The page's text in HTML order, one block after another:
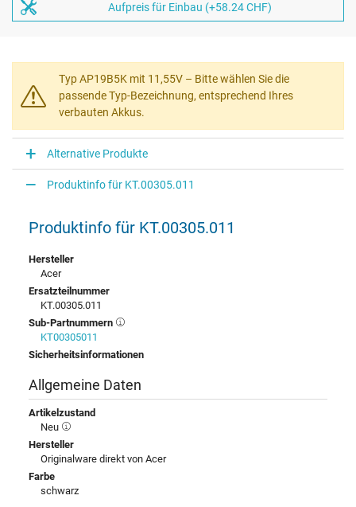
Aufpreis für Einbau (+58.24 CHF)
Typ AP19B5K mit 11,55V – Bitte wählen Sie die
passende Typ-Bezeichnung, entsprechend Ihres
verbauten Akkus.
Alternative Produkte
Produktinfo für KT.00305.011
Produktinfo für KT.00305.011
Hersteller
Acer
Ersatzteilnummer
KT.00305.011
Sub-Partnummern
KT00305011
Sicherheitsinformationen
Allgemeine Daten
Artikelzustand
Neu
Hersteller
Originalware direkt von Acer
Farbe
schwarz